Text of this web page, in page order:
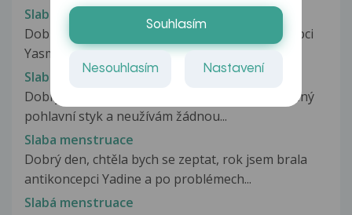
Slabá menstruace
Dobrý den, beru již více jak dva roky antikoncepci
Yasminelle. Stalo se mi,...
Slabá menstruace
Dobrý den, ke konci srpna jsem měla nechráněný
pohlavní styk a neužívám žádnou...
Slaba menstruace
Dobrý den, chtěla bych se zeptat, rok jsem brala
antikoncepci Yadine a po problémech...
Slabá menstruace
Souhlasím
Nesouhlasím Nastavení